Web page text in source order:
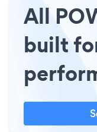
All
built